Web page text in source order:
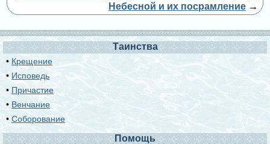
Небесной и их посрамление →
Таинства
• Крещение
• Исповедь
• Причастие
• Венчание
•Соборование
Помощь